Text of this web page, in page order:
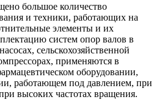
большое количество
и техники, работающих на
элементы и их
систем опор валов в
сельскохозяйственной
применяются в
оборудовании,
работающем под давлением, при
высоких частотах вращения.